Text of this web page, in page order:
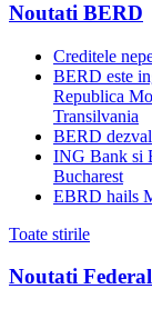
Noutati BERD
Creditele
BERD este
Republica
Transilvania
BERD
ING Bank si
Bucharest
EBRD hails
Toate stirile
Noutati